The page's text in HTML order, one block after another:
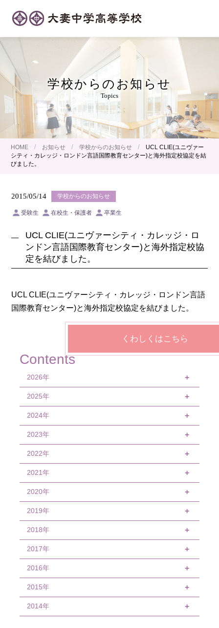
学校からのお知らせ
Topics
HOME / お知らせ / 学校からのお知らせ /
UCL CLIE(ユニヴァー
シティ・カレッジ・ロンドン言語国際教育センター)と海外指定校協定を結
びました。
Contents
2026年 +
7月
3月
1月
2025年 +
12月
11月
10月
9月
7月
6月
2月
2024年 +
12月
11月
10月
9月
8月
5月
4月
2023年 +
12月
11月
10月
9月
7月
6月
5月
2022年 +
12月
11月
10月
9月
4月
3月
1月
2021年 +
4月
3月
1月
2020年 +
11月
10月
9月
6月
5月
4月
2019年 +
11月
10月
9月
2018年 +
1月
2017年 +
7月
4月
3月
2016年 +
12月
11月
2015年 +
12月
2014年 +
2015/05/14 学校からのお知らせ
受験生 在校生・保護者 卒業生
UCL CLIE(ユニヴァーシティ・カレッジ・ロ
ンドン言語国際教育センター)と海外指定校協
定を結びました。
UCL CLIE(ユニヴァーシティ・カレッジ・ロンドン言語
国際教育センター)と海外指定校協定を結びました。
くわしくはこちら